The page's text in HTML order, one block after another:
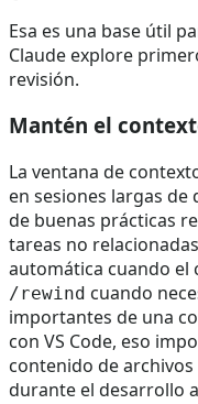
Esa es una base útil
Claude explore
revisión.
Mantén el
La ventana de
en sesiones largas
de buenas prácticas
tareas no
automática cuando el
/rewind cuando
importantes de una
con VS Code, eso
contenido de
durante el desarrollo